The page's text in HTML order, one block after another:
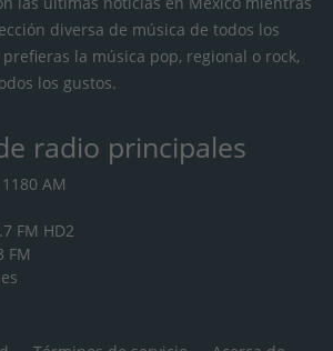
diversa de música de todos los
la música pop, regional o rock,
los gustos.
radio principales
AM
FM HD2
FM